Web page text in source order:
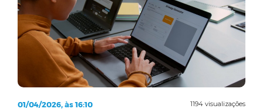
1194 visualizações
01/04/2026, às 16:10